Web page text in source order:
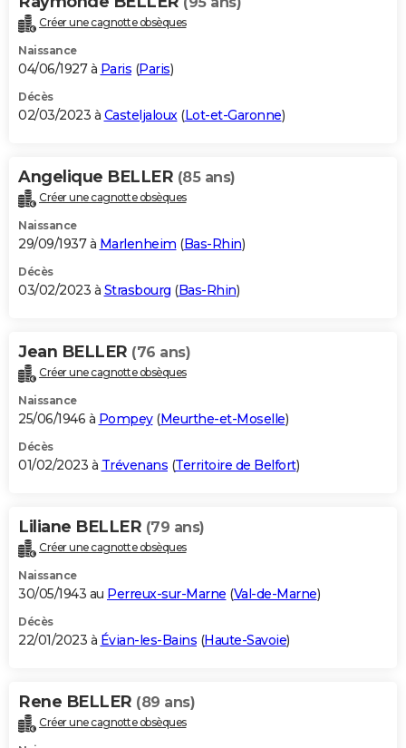
Créer une cagnotte obsèques
Naissance
04/06/1927 à Paris (Paris)
Décès
02/03/2023 à Casteljaloux(Lot-et-Garonne)
Angelique BELLER (85 ans)
Créer une cagnotte obsèques
Naissance
29/09/1937 à Marlenheim (Bas-Rhin)
Décès
03/02/2023 à Strasbourg (Bas-Rhin)
Jean BELLER (76 ans)
Créer une cagnotte obsèques
Naissance
25/06/1946 à Pompey(Meurthe-et-Moselle)
Décès
01/02/2023 à Trévenans (Territoire de Belfort)
Liliane BELLER (79 ans)
Créer une cagnotte obsèques
Naissance
30/05/1943 au Perreux-sur-Marne (Val-de-Marne)
Décès
22/01/2023 à Évian-les-Bains (Haute-Savoie)
Rene BELLER (89 ans)
Créer une cagnotte obsèques